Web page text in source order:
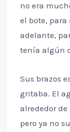
no era
el bote,
adelante,
tenía algún
Sus brazos
gritaba. El
alrededor de
pero ya no